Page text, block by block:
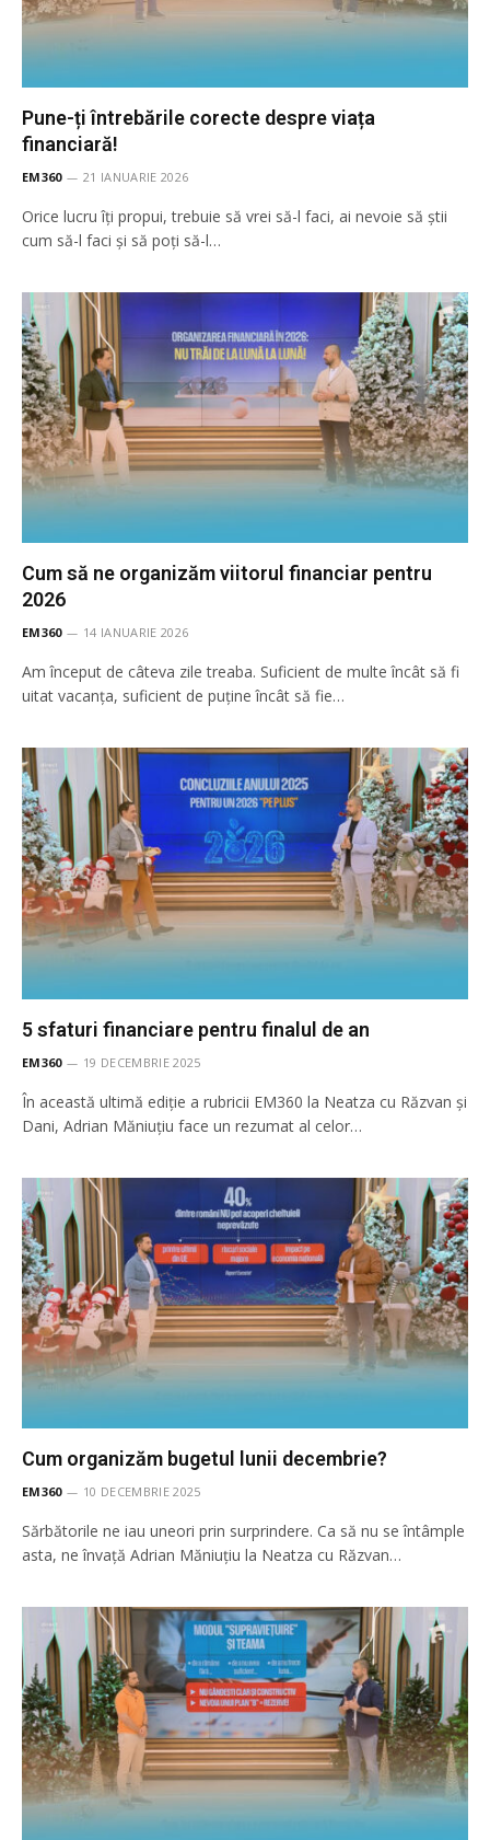
Pune-ți întrebările corecte despre viața
financiară!
EM360 21 IANUARIE 2026
Orice lucru îți propui, trebuie să vrei să-l faci, ai nevoie să știi
cum să-l faci și să poți să-l…
Cum să ne organizăm viitorul financiar pentru
2026
EM360 14 IANUARIE 2026
Am început de câteva zile treaba. Suficient de multe încât să fi
uitat vacanța, suficient de puține încât să fie…
5 sfaturi financiare pentru finalul de an
EM360 19 DECEMBRIE 2025
În această ultimă ediție a rubricii EM360 la Neatza cu Răzvan și
Dani, Adrian Măniuțiu face un rezumat al celor…
Cum organizăm bugetul lunii decembrie?
EM360 10 DECEMBRIE 2025
Sărbătorile ne iau uneori prin surprindere. Ca să nu se întâmple
asta, ne învață Adrian Măniuțiu la Neatza cu Răzvan…